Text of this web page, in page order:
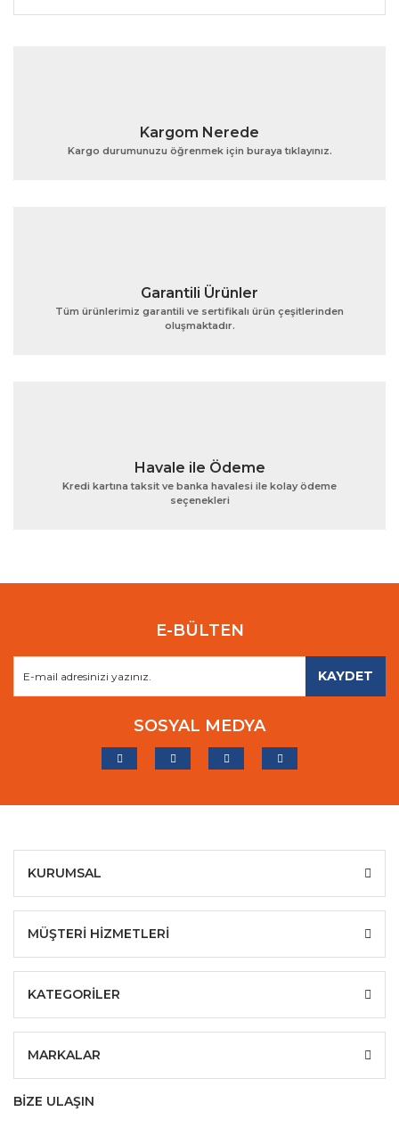
Bu ürünün fiyat bilgisi, resim, ürün açıklamalarında ve
Ürün açıklamasında eksik bilgiler bulunuyor.
Gönder
Kargom Nerede
Kargo durumunuzu öğrenmek için buraya tıklayınız.
Garantili Ürünler
Tüm ürünlerimiz garantili ve sertifikalı ürün çeşitlerinden
oluşmaktadır.
Havale ile Ödeme
Kredi kartına taksit ve banka havalesi ile kolay ödeme
seçenekleri
E-BÜLTEN
KAYDET
SOSYAL MEDYA
KURUMSAL
MÜŞTERİ HİZMETLERİ
KATEGORİLER
MARKALAR
BİZE ULAŞIN